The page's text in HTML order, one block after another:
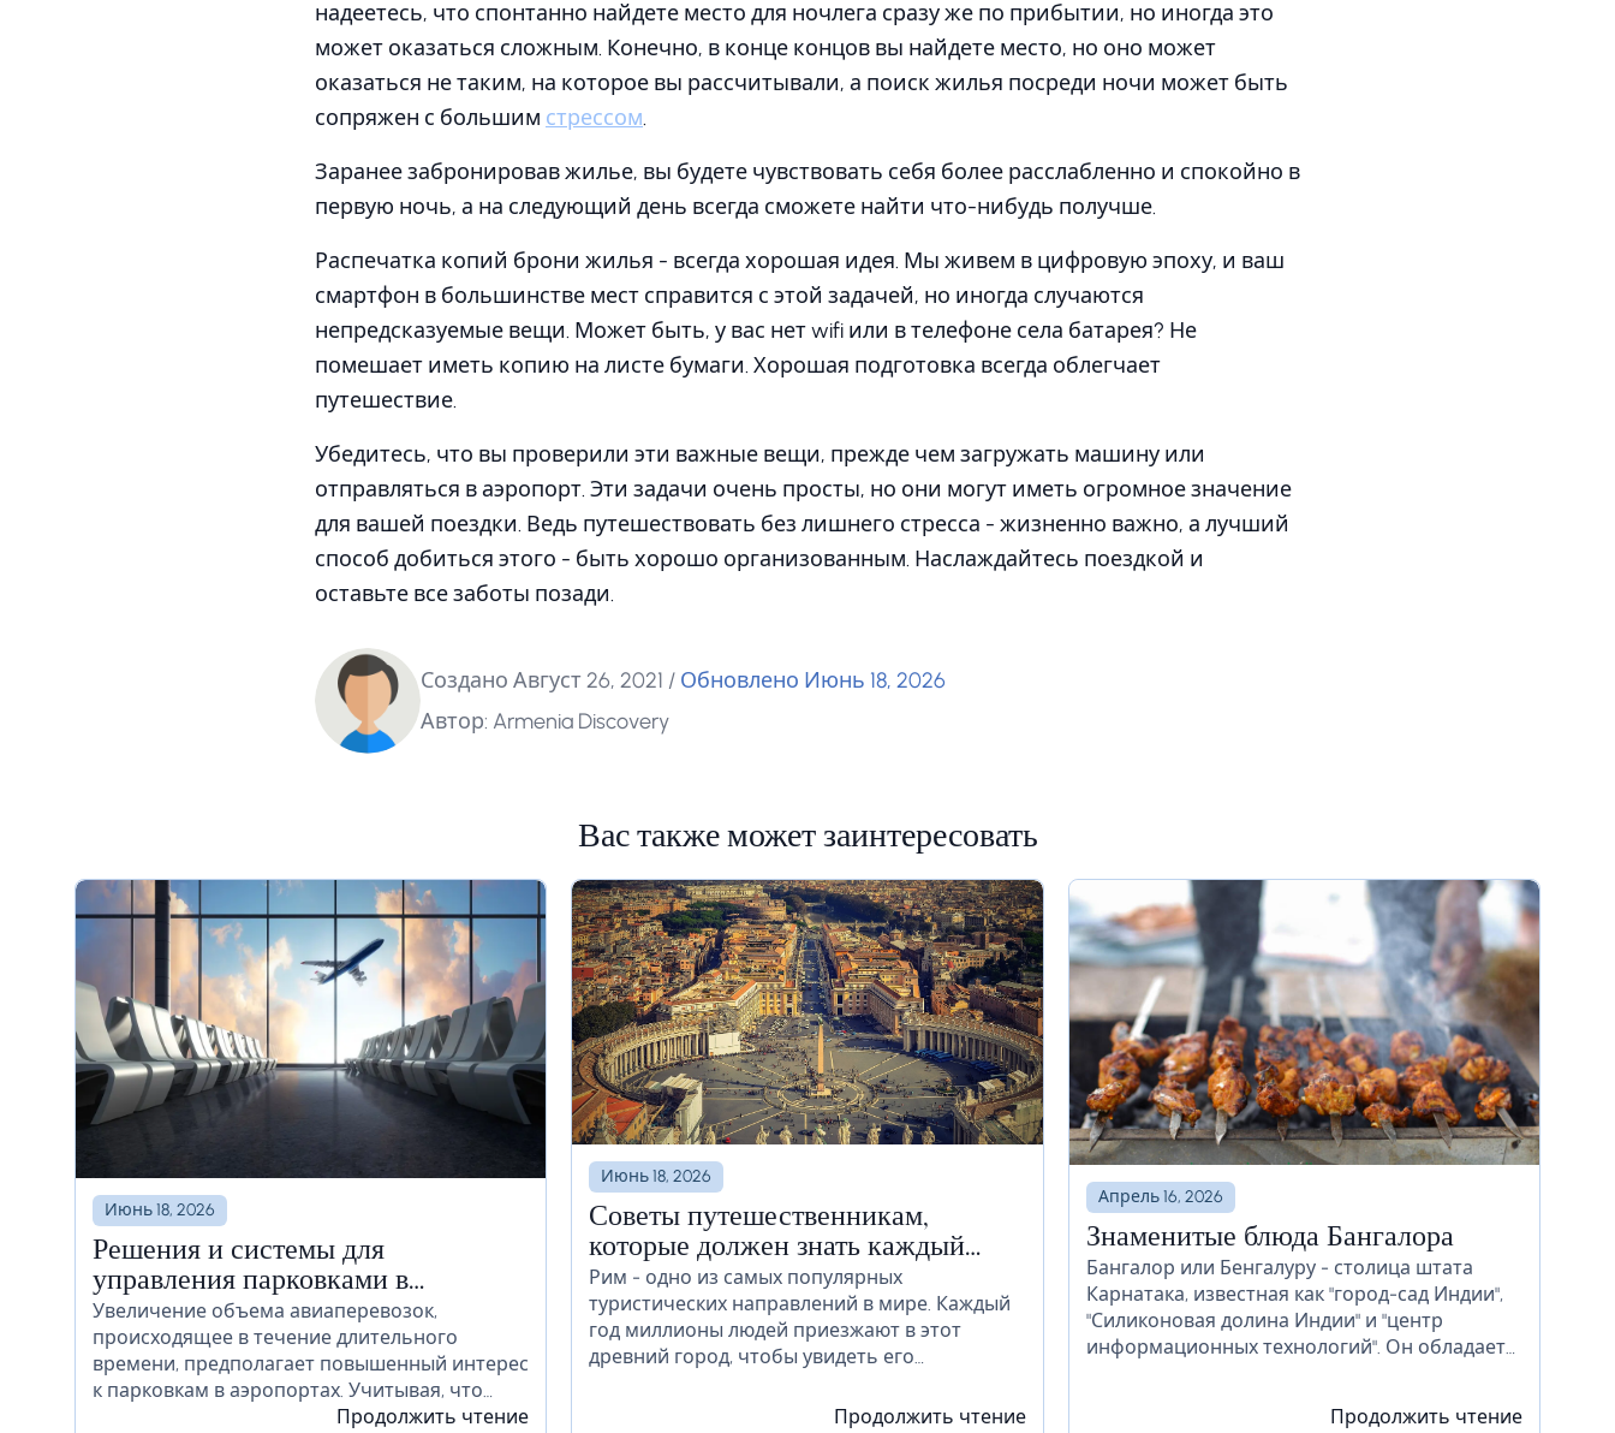
надеетесь, что спонтанно найдете место для ночлега сразу же по прибытии, но иногда это
может оказаться сложным. Конечно, в конце концов вы найдете место, но оно может
оказаться не таким, на которое вы рассчитывали, а поиск жилья посреди ночи может быть
сопряжен с большим стрессом.
Заранее забронировав жилье, вы будете чувствовать себя более расслабленно и спокойно в
первую ночь, а на следующий день всегда сможете найти что-нибудь получше.
Распечатка копий брони жилья - всегда хорошая идея. Мы живем в цифровую эпоху, и ваш
смартфон в большинстве мест справится с этой задачей, но иногда случаются
непредсказуемые вещи. Может быть, у вас нет wifi или в телефоне села батарея? Не
помешает иметь копию на листе бумаги. Хорошая подготовка всегда облегчает
путешествие.
Убедитесь, что вы проверили эти важные вещи, прежде чем загружать машину или
отправляться в аэропорт. Эти задачи очень просты, но они могут иметь огромное значение
для вашей поездки. Ведь путешествовать без лишнего стресса - жизненно важно, а лучший
способ добиться этого - быть хорошо организованным. Наслаждайтесь поездкой и
оставьте все заботы позади.
Создано Август 26, 2021 / Обновлено Июнь 18, 2026
Автор: Armenia Discovery
Вас также может заинтересовать
Июнь 18, 2026
Решения и системы для
управления парковками в
аэропортах
Увеличение объема авиаперевозок,
происходящее в течение длительного
времени, предполагает повышенный интерес
к парковкам в аэропортах. Учитывая, что
многочисленные автомобили остаются на
Продолжить чтение
Июнь 18, 2026
Советы путешественникам,
которые должен знать каждый
новичок, прежде чем отправиться
в Рим
Рим - одно из самых популярных
туристических направлений в мире. Каждый
год миллионы людей приезжают в этот
древний город, чтобы увидеть его
культурой. Если вы планируете посетить Рим
Продолжить чтение
Апрель 16, 2026
Знаменитые блюда Бангалора
Бангалор или Бенгалуру - столица штата
Карнатака, известная как "город-сад Индии",
"Силиконовая долина Индии" и "центр
информационных технологий". Он обладает
красивыми садами, ночной жизнью,Продолжить чтение